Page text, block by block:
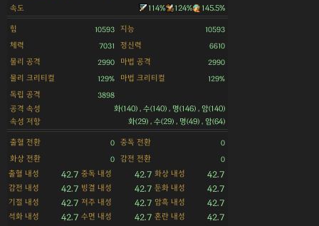
속도 114% 124% 145.5%
힘 10593 지능 10593
체력 7031 정신력 6610
물리 공격 2990 마법 공격 2990
물리 크리티컬 129% 마법 크리티컬 129%
독립 공격 3898
공격 속성
화(140) , 수(140) , 명(146) , 암(140)
속성 저항
화(29) , 수(29) , 명(49) , 암(64)
출혈 전환 0 중독 전환 0
화상 전환 0 감전 전환 0
출혈 내성 42.7 중독 내성 42.7 화상 내성 42.7
감전 내성 42.7 빙결 내성 42.7 둔화 내성 42.7
기절 내성 42.7 저주 내성 42.7 암흑 내성 42.7
석화 내성 42.7 수면 내성 42.7 혼란 내성 42.7